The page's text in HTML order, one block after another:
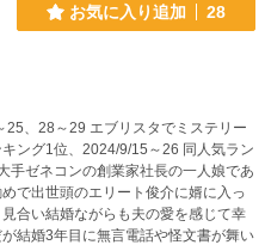
お気に入り追加 28
25、28～29 エブリスタでミステリー
ング1位、2024/9/15～26 同人気ラン
手ゼネコンの創業家社長の一人娘であ
で出世頭のエリート俊介に婿に入っ
合い結婚ながらも夫の愛を感じて幸
結婚3年目に無言電話や怪文書が舞い